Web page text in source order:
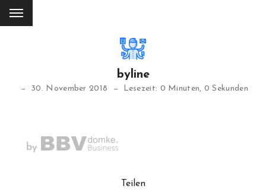
byline
30. November 2018 Lesezeit: 0 Minuten, 0 Sekunden
Teilen